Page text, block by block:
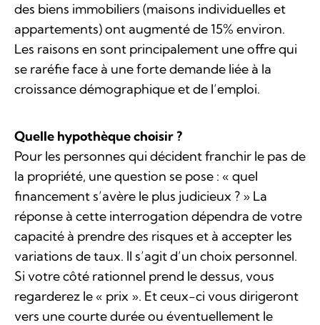
des biens immobiliers (maisons individuelles et
appartements) ont augmenté de 15% environ.
Les raisons en sont principalement une offre qui
se raréfie face à une forte demande liée à la
croissance démographique et de l’emploi.
Quelle hypothèque choisir ?
Pour les personnes qui décident franchir le pas de
la propriété, une question se pose : « quel
financement s’avère le plus judicieux ? » La
réponse à cette interrogation dépendra de votre
capacité à prendre des risques et à accepter les
variations de taux. Il s’agit d’un choix personnel.
Si votre côté rationnel prend le dessus, vous
regarderez le « prix ». Et ceux-ci vous dirigeront
vers une courte durée ou éventuellement le